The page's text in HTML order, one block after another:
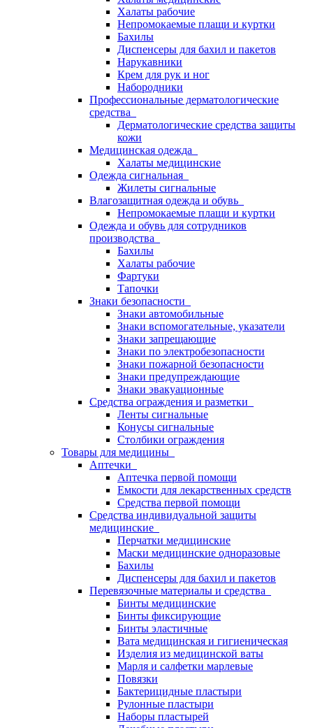
Халаты рабочие
Непромокаемые плащи и куртки
Бахилы
Диспенсеры для бахил и пакетов
Нарукавники
Крем для рук и ног
Набородники
Профессиональные дерматологические
средства
Дерматологические средства защиты
кожи
Медицинская одежда
Халаты медицинские
Одежда сигнальная
Жилеты сигнальные
Влагозащитная одежда и обувь
Непромокаемые плащи и куртки
Одежда и обувь для сотрудников
производства
Бахилы
Халаты рабочие
Фартуки
Тапочки
Знаки безопасности
Знаки автомобильные
Знаки вспомогательные, указатели
Знаки запрещающие
Знаки по электробезопасности
Знаки пожарной безопасности
Знаки предупреждающие
Знаки эвакуационные
Средства ограждения и разметки
Ленты сигнальные
Конусы сигнальные
Столбики ограждения
Товары для медицины
Аптечки
Аптечка первой помощи
Емкости для лекарственных средств
Средства первой помощи
Средства индивидуальной защиты
медицинские
Перчатки медицинские
Маски медицинские одноразовые
Бахилы
Диспенсеры для бахил и пакетов
Перевязочные материалы и средства
Бинты медицинские
Бинты фиксирующие
Бинты эластичные
Вата медицинская и гигиеническая
Изделия из медицинской ваты
Марля и салфетки марлевые
Повязки
Бактерицидные пластыри
Рулонные пластыри
Наборы пластырей